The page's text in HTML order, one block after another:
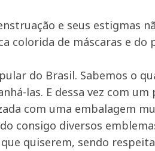
e seus estigmas
colorida de máscaras e do
do Brasil. Sabemos o
las. E dessa vez com
com uma embalagem
consigo diversos
quiserem, sendo